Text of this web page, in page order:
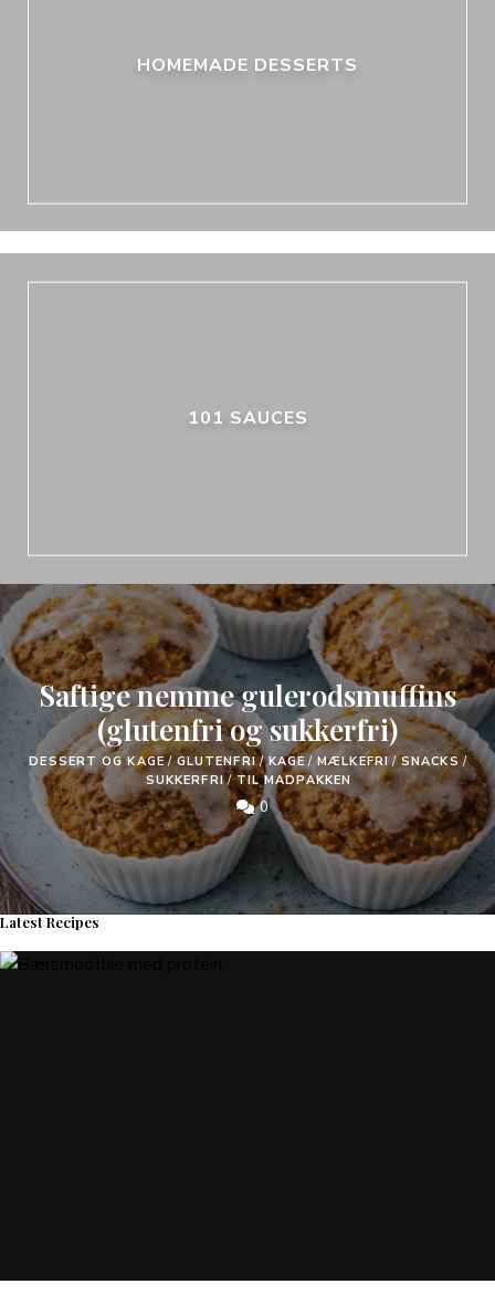
HOMEMADE DESSERTS
101 SAUCES
Saftige nemme gulerodsmuffins
(glutenfri og sukkerfri)
DESSERT OG KAGE/GLUTENFRI/KAGE/MÆLKEFRI/SNACKS/
SUKKERFRI/ TIL MADPAKKEN
0
Latest Recipes